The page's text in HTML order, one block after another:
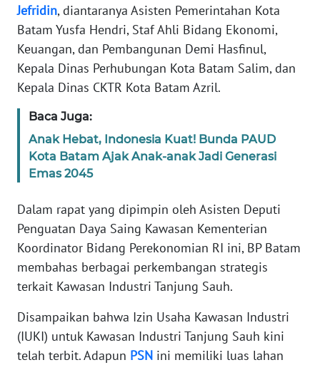
Jefridin, diantaranya Asisten Pemerintahan Kota
Batam Yusfa Hendri, Staf Ahli Bidang Ekonomi,
Keuangan, dan Pembangunan Demi Hasfinul,
Kepala Dinas Perhubungan Kota Batam Salim, dan
Kepala Dinas CKTR Kota Batam Azril.
Baca Juga:
Anak Hebat, Indonesia Kuat! Bunda PAUD
Kota Batam Ajak Anak-anak Jadi Generasi
Emas 2045
Dalam rapat yang dipimpin oleh Asisten Deputi
Penguatan Daya Saing Kawasan Kementerian
Koordinator Bidang Perekonomian RI ini, BP Batam
membahas berbagai perkembangan strategis
terkait Kawasan Industri Tanjung Sauh.
Disampaikan bahwa Izin Usaha Kawasan Industri
(IUKI) untuk Kawasan Industri Tanjung Sauh kini
telah terbit. Adapun PSN ini memiliki luas lahan
DISCLAIMER
Wahana
News
Regional
WN
SUMUT
WN
JABAR
WN
BANTEN
WN
NTT